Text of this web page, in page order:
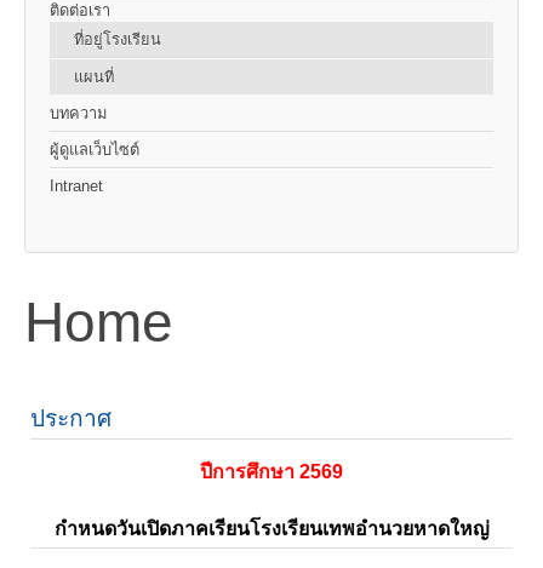
ติดต่อเรา
ที่อยู่โรงเรียน
แผนที่
บทความ
ผู้ดูแลเว็บไซต์
Intranet
Home
ประกาศ
ปีการศึกษา 2569
กำหนดวันเปิดภาคเรียนโรงเรียนเทพอำนวยหาดใหญ่